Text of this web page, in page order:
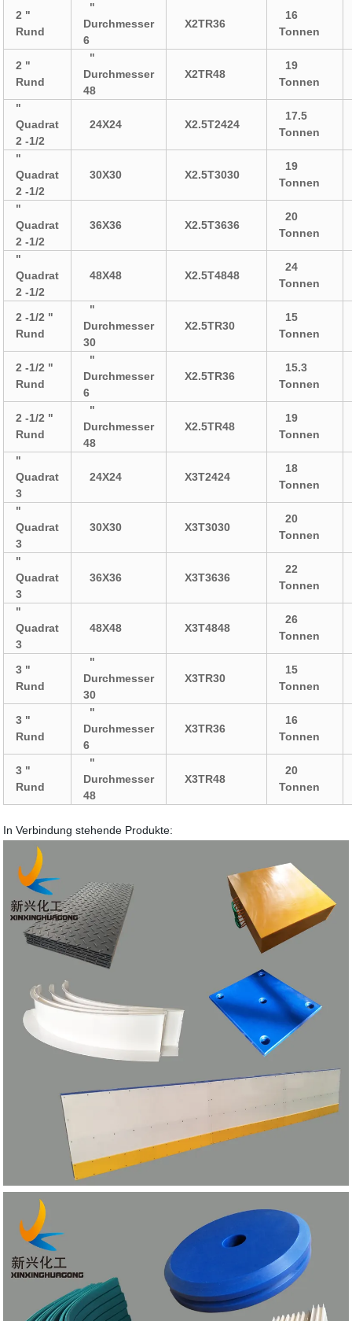
2 "
Rund
"
Durchmesser
6
X2TR36
16
Tonnen
2 "
Rund
"
Durchmesser
48
X2TR48
19
Tonnen
"
Quadrat
2 -1/2
24X24 X2.5T2424
17.5
Tonnen
"
Quadrat
2 -1/2
30X30 X2.5T3030
19
Tonnen
"
Quadrat
2 -1/2
36X36 X2.5T3636
20
Tonnen
"
Quadrat
2 -1/2
48X48 X2.5T4848
24
Tonnen
2 -1/2 "
Rund
"
Durchmesser
30
X2.5TR30
15
Tonnen
2 -1/2 "
Rund
"
Durchmesser
6
X2.5TR36
15.3
Tonnen
2 -1/2 "
Rund
"
Durchmesser
48
X2.5TR48
19
Tonnen
"
Quadrat
3
24X24 X3T2424
18
Tonnen
"
Quadrat
3
30X30 X3T3030
20
Tonnen
"
Quadrat
3
36X36 X3T3636
22
Tonnen
"
Quadrat
3
48X48 X3T4848
26
Tonnen
3 "
Rund
"
Durchmesser
30
X3TR30
15
Tonnen
3 "
Rund
"
Durchmesser
6
X3TR36
16
Tonnen
3 "
Rund
"
Durchmesser
48
X3TR48
20
Tonnen
In Verbindung stehende Produkte: